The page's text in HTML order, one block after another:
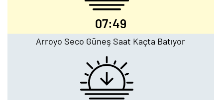
07:49
Arroyo Seco Güneş Saat Kaçta Batıyor